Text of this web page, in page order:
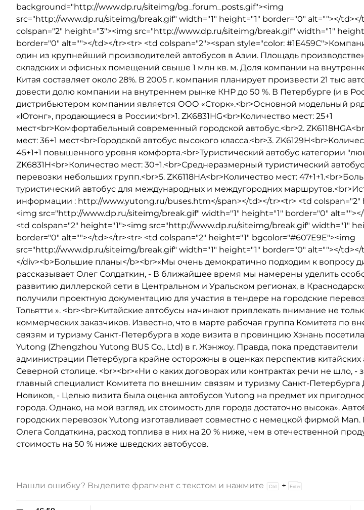
background="http://www.dp.ru/siteimg/bg_forum_posts.gif"><img
src="http://www.dp.ru/siteimg/break.gif" width="1" height="1" border="0" alt=""></td></
colspan="2" height="3"><img src="http://www.dp.ru/siteimg/break.gif" width="1"
border="0" alt=""></td></tr><tr> <td colspan="2"><span style="color:
один из крупнейший производителей автобусов в Азии. Площадь
складских и офисных помещений свыше 1 млн кв. м. Доля компании на
Китая составляет около 28%. В 2005 г. компания планирует произвести 21 тыс
довести долю компании на внутреннем рынке КНР до 50 %. В Петербурге (и в
дистрибьютером компании является ООО «Сторк».<br>Основной модельный
«Ютонг», продающиеся в России:<br>1. ZK6831HG<br>Количество мест: 25+1
мест<br>Комфортабельный современный городской автобус.<br>2.
мест: 36+1 мест<br>Городской автобус высокого класса.<br>3.
45+1+1 повышенного уровня комфорта.<br>Туристический автобус категории
ZK6831H<br>Количество мест: 30+1.<br>Среднеразмерный туристический
перевозки небольших групп.<br>5. ZK6118HA<br>Количество мест:
туристический автобус для международных и междугородних
информации : http://www.yutong.ru/buses.htm</span></td></tr><tr> <td colspan="2"
<img src="http://www.dp.ru/siteimg/break.gif" width="1" height="1" border="0"
<td colspan="2" height="1"><img src="http://www.dp.ru/siteimg/break.gif" width="1"
border="0" alt=""></td></tr><tr> <td colspan="2" height="1" bgcolor="#607E9E"><img
src="http://www.dp.ru/siteimg/break.gif" width="1" height="1" border="0" alt=""></td></
</div><b>Большие планы</b><br>«Мы очень демократично подходим к вопросу
рассказывает Олег Солдаткин, - В ближайшее время мы намерены уделить
развитию диллерской сети в Центральном и Уральском регионах, в
получили проектную документацию для участия в тендере на городские
Тольятти ». <br><br>Китайские автобусы начинают привлекать внимание не
коммерческих заказчиков. Известно, что в марте рабочая группа Комитета по
связям и туризму Санкт-Петербурга в ходе визита в провинцию Хэнань
Yutong (Zhengzhou Yutong BUS Co., Ltd) в г. Жэнжоу. Правда, пока представители
администрации Петербурга крайне осторожны в оценках перспектив китайских
Северной столице. <br><br>«Ни о каких договорах или контрактах речи не шло, -
главный специалист Комитета по внешним связям и туризму Санкт-
Новиков, - Целью визита была оценка автобусов Yutong на предмет их
города. Однако, на мой взгляд, их стоимость для города достаточно высока».
городских перевозок Yutong изготавливает совместно с немецкой фирмой Man.
Олега Солдаткина, расход топлива в них на 20 % ниже, чем в отечественной
стоимость на 50 % ниже шведских автобусов.
Нашли ошибку? Выделите фрагмент с текстом и нажмите +